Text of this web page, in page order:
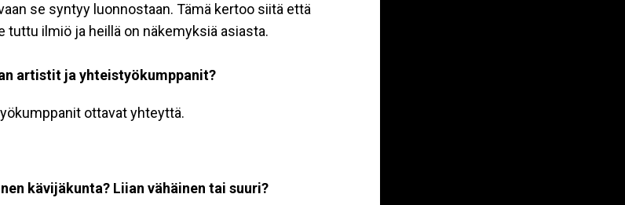
se syntyy luonnostaan. Tämä kertoo siitä että
tuttu ilmiö ja heillä on näkemyksiä asiasta.
artistit ja yhteistyökumppanit?
ottavat yhteyttä.
kävijäkunta? Liian vähäinen tai suuri?